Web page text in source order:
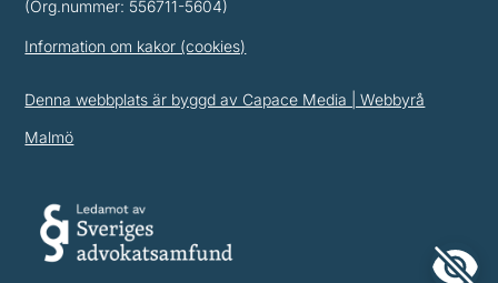
(Org.nummer: 556711-5604)
Information om kakor (cookies)
Denna webbplats är byggd av Capace Media | Webbyrå
Malmö